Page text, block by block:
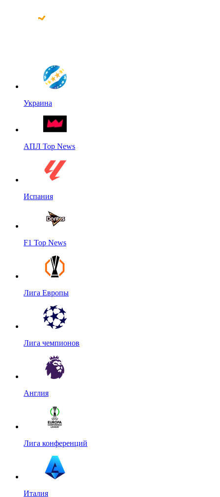
Украина
АПЛ Top News
Испания
F1 Top News
Лига Европы
Лига чемпионов
Англия
Лига конференций
Италия